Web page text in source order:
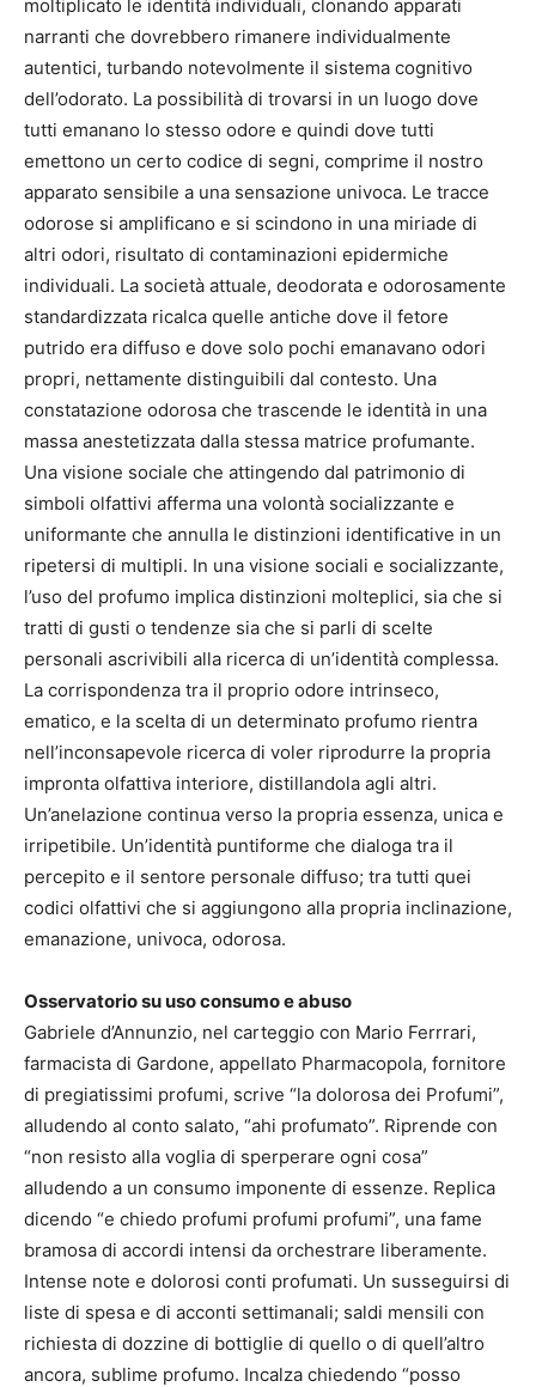
moltiplicato le identità individuali, clonando apparati
narranti che dovrebbero rimanere individualmente
autentici, turbando notevolmente il sistema cognitivo
dell’odorato. La possibilità di trovarsi in un luogo dove
tutti emanano lo stesso odore e quindi dove tutti
emettono un certo codice di segni, comprime il nostro
apparato sensibile a una sensazione univoca. Le tracce
odorose si amplificano e si scindono in una miriade di
altri odori, risultato di contaminazioni epidermiche
individuali. La società attuale, deodorata e odorosamente
standardizzata ricalca quelle antiche dove il fetore
putrido era diffuso e dove solo pochi emanavano odori
propri, nettamente distinguibili dal contesto. Una
constatazione odorosa che trascende le identità in una
massa anestetizzata dalla stessa matrice profumante.
Una visione sociale che attingendo dal patrimonio di
simboli olfattivi afferma una volontà socializzante e
uniformante che annulla le distinzioni identificative in un
ripetersi di multipli. In una visione sociali e socializzante,
l’uso del profumo implica distinzioni molteplici, sia che si
tratti di gusti o tendenze sia che si parli di scelte
personali ascrivibili alla ricerca di un’identità complessa.
La corrispondenza tra il proprio odore intrinseco,
ematico, e la scelta di un determinato profumo rientra
nell’inconsapevole ricerca di voler riprodurre la propria
impronta olfattiva interiore, distillandola agli altri.
Un’anelazione continua verso la propria essenza, unica e
irripetibile. Un’identità puntiforme che dialoga tra il
percepito e il sentore personale diffuso; tra tutti quei
codici olfattivi che si aggiungono alla propria inclinazione,
emanazione, univoca, odorosa.
Osservatorio su uso consumo e abuso
Gabriele d’Annunzio, nel carteggio con Mario Ferrrari,
farmacista di Gardone, appellato Pharmacopola, fornitore
di pregiatissimi profumi, scrive “la dolorosa dei Profumi”,
alludendo al conto salato, “ahi profumato”. Riprende con
“non resisto alla voglia di sperperare ogni cosa”
alludendo a un consumo imponente di essenze. Replica
dicendo “e chiedo profumi profumi profumi”, una fame
bramosa di accordi intensi da orchestrare liberamente.
Intense note e dolorosi conti profumati. Un susseguirsi di
liste di spesa e di acconti settimanali; saldi mensili con
richiesta di dozzine di bottiglie di quello o di quell’altro
ancora, sublime profumo. Incalza chiedendo “posso